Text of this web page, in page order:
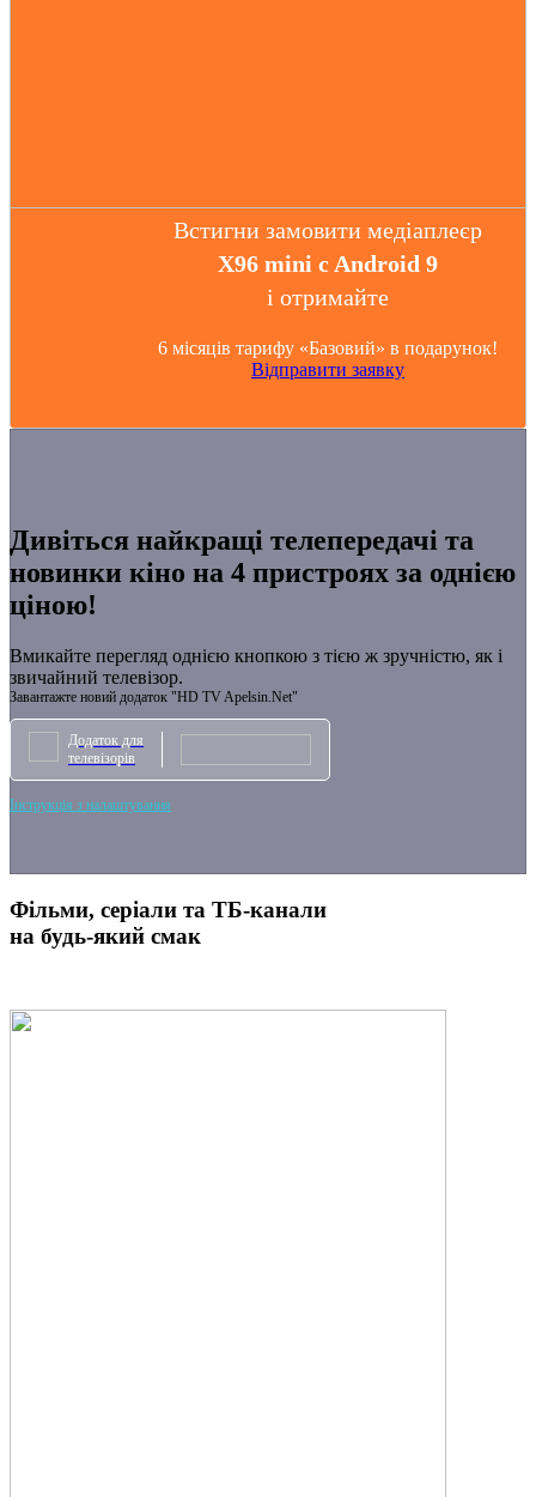
Встигни замовити медіаплеєр
X96 mini c Android 9
і отримайте
6 місяців тарифу «Базовий» в подарунок!
Відправити заявку
Дивіться найкращі телепередачі та
новинки кіно на 4 пристроях за однією
ціною!
Вмикайте перегляд однією кнопкою з тією ж зручністю, як і
звичайний телевізор.
Завантажте новий додаток "HD TV Apelsin.Net"
Додаток для
телевізорів
Інструкція з налаштування
Фільми, серіали та ТБ-канали
на будь-який смак